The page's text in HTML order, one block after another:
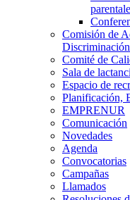
Comisión de
Comité de
Sala de
Espacio de
Planificación,
EMPRENUR
Comunicación
Novedades
Agenda
Convocatorias
Campañas
Llamados